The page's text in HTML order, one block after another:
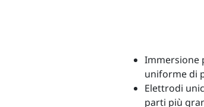
Immersione
uniforme di
Elettrodi
parti più